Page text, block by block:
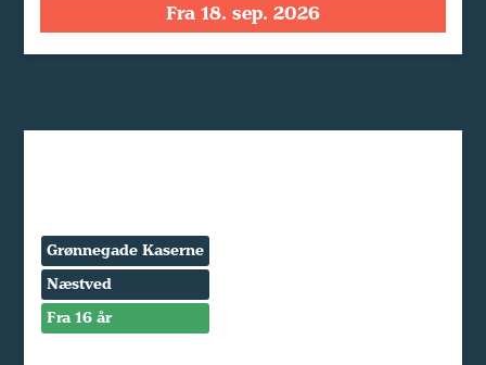
Fra 18. sep. 2026
Grønnegade Kaserne
Næstved
Fra 16 år